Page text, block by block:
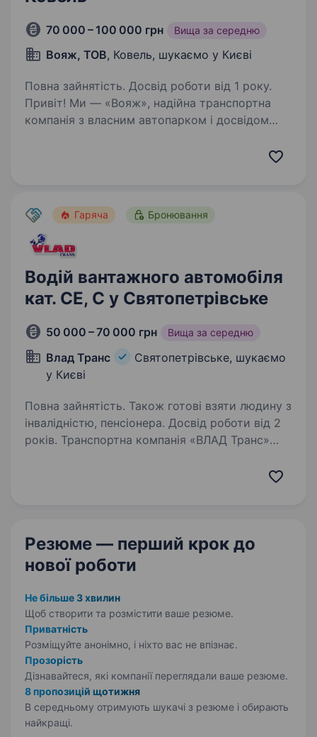
70 000 – 100 000 грн Вища за середню
Вояж, ТОВ, Ковель, шукаємо у Києві
Повна зайнятість. Досвід роботи від 1 року.
Привіт! Ми — «Вояж», надійна транспортна
компанія з власним автопарком і досвідом
Гаряча Бронювання
Водій вантажного автомобіля
кат. СЕ, С у Святопетрівське
50 000 – 70 000 грн Вища за середню
Влад Транс
Святопетрівське, шукаємо
у Києві
Повна зайнятість. Також готові взяти людину з
інвалідністю, пенсіонера. Досвід роботи від 2
років. Транспортна компанія «ВЛАД Транс»
та категорії «С» з досвідом роботи. Компанія
Резюме — перший крок до
нової роботи
Не більше 3 хвилин
Щоб створити та розмістити ваше резюме.
Приватність
Розміщуйте анонімно, і ніхто вас не впізнає.
Прозорість
Дізнавайтеся, які компанії переглядали ваше резюме.
8 пропозицій щотижня
В середньому отримують шукачі з резюме і обирають
найкращі.